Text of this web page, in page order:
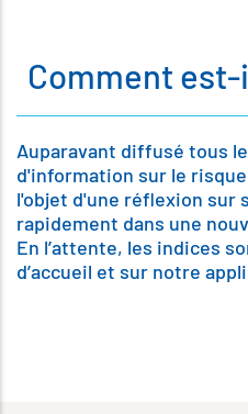
Comment
Auparavant diffusé tous
d'information sur le
l'objet d'une réflexion sur
rapidement dans une
En l’attente, les indices
d’accueil et sur notre